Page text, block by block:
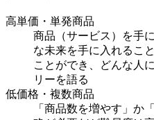
高単価・単発商品
商品（サービス）を手
な未来を手に入れるこ
ことができ、どんな人
リーを語る
低価格・複数商品
「商品数を増やす」か